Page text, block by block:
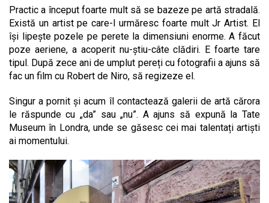
Practic a început foarte mult să se bazeze pe artă stradală.
Există un artist pe care-l urmăresc foarte mult Jr Artist. El
își lipește pozele pe perete la dimensiuni enorme. A făcut
poze aeriene, a acoperit nu-știu-câte clădiri. E foarte tare
tipul. După zece ani de umplut pereți cu fotografii a ajuns să
fac un film cu Robert de Niro, să regizeze el.
Singur a pornit și acum îl contactează galerii de artă cărora
le răspunde cu „da” sau „nu”. A ajuns să expună la Tate
Museum în Londra, unde se găsesc cei mai talentați artiști
ai momentului.